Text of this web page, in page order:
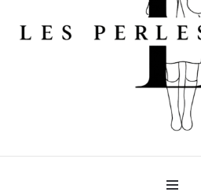
Les perles de Léa